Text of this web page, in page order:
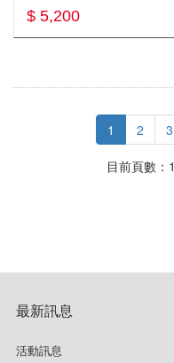
$ 5,200
1 2 3
目前頁數
最新訊息
活動訊息